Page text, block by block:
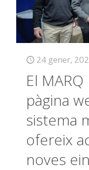
24 gener,
El
pàgina
sistema
ofereix
noves